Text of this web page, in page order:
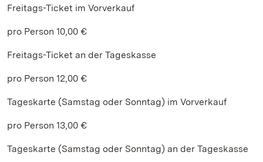
Freitags-Ticket im Vorverkauf
pro Person 10,00 €
Freitags-Ticket an der Tageskasse
pro Person 12,00 €
Tageskarte (Samstag oder Sonntag) im Vorverkauf
pro Person 13,00 €
Tageskarte (Samstag oder Sonntag) an der Tageskasse